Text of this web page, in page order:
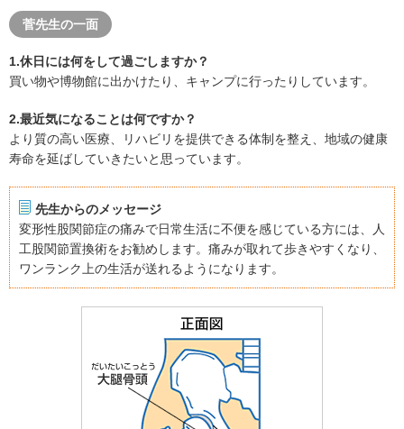
菅先生の一面
1.休日には何をして過ごしますか？
買い物や博物館に出かけたり、キャンプに行ったりしています。
2.最近気になることは何ですか？
より質の高い医療、リハビリを提供できる体制を整え、地域の健康
寿命を延ばしていきたいと思っています。
先生からのメッセージ
変形性股関節症の痛みで日常生活に不便を感じている方には、人
工股関節置換術をお勧めします。痛みが取れて歩きやすくなり、
ワンランク上の生活が送れるようになります。